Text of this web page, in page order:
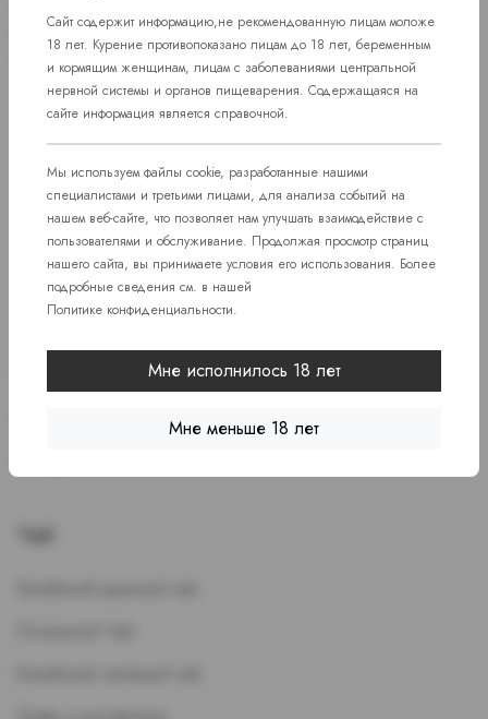
Сайт содержит информацию,не рекомендованную лицам моложе
18 лет. Курение противопоказано лицам до 18 лет, беременным
и кормящим женщинам, лицам с заболеваниями центральной
нервной системы и органов пищеварения. Содержащаяся на
сайте информация является справочной.
Мы используем файлы cookie, разработанные нашими
специалистами и третьими лицами, для анализа событий на
нашем веб-сайте, что позволяет нам улучшать взаимодействие с
пользователями и обслуживание. Продолжая просмотр страниц
нашего сайта, вы принимаете условия его использования. Более
подробные сведения см. в нашей
Политике конфиденциальности.
Мне исполнилось 18 лет
Мне меньше 18 лет
рекламой, а служит лишь для предоставления достоверной
информации о свойствах и характеристиках продукции.
Дистанционная продажа, а также доставка никотиносодержащей
продукции и устройств потребления никотинсодержащей продукции
не осуществляется.
Эл. Сигареты
Жидкость для POD-
Систем
Многоразовые устройства
Сигареты
Сигареты
Папиросы
Пепельницы
Стики
Чай